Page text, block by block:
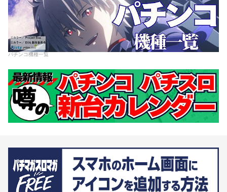
パチンコ機種一覧